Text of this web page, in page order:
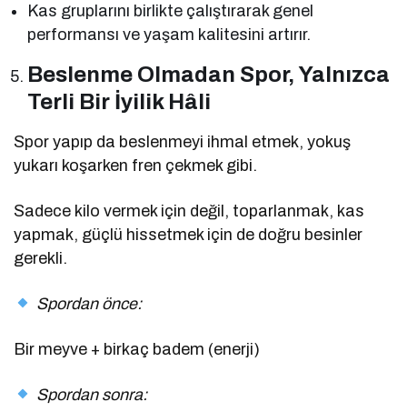
Kas gruplarını birlikte çalıştırarak genel
performansı ve yaşam kalitesini artırır.
Beslenme Olmadan Spor, Yalnızca
Terli Bir İyilik Hâli
Spor yapıp da beslenmeyi ihmal etmek, yokuş
yukarı koşarken fren çekmek gibi.
Sadece kilo vermek için değil, toparlanmak, kas
yapmak, güçlü hissetmek için de doğru besinler
gerekli.
Spordan önce:
Bir meyve + birkaç badem (enerji)
Spordan sonra: